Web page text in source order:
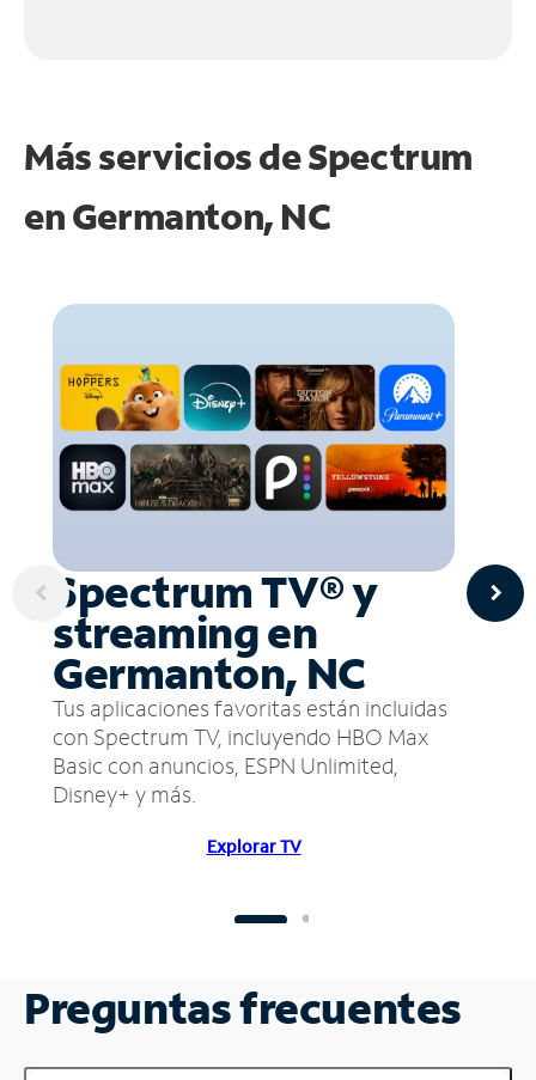
Más servicios de Spectrum
enGermanton, NC
Spectrum TV® y
streaming en
Germanton, NC
Tus aplicaciones favoritas están incluidas
con Spectrum TV, incluyendo HBO Max
Basic con anuncios, ESPN Unlimited,
Disney+ y más.
Explorar TV
Preguntas frecuentes